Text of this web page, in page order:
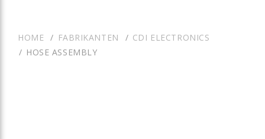
HOME FABRIKANTEN
CDI ELECTRONICS
HOSE ASSEMBLY